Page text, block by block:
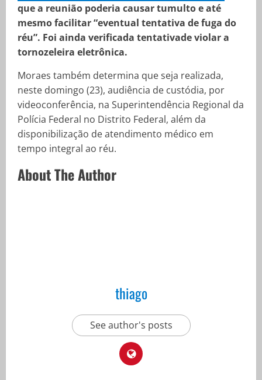
que a reunião poderia causar tumulto e até
mesmo facilitar “eventual tentativa de fuga do
réu”. Foi ainda verificada tentativade violar a
tornozeleira eletrônica.
Moraes também determina que seja realizada,
neste domingo (23), audiência de custódia, por
videoconferência, na Superintendência Regional da
Polícia Federal no Distrito Federal, além da
disponibilização de atendimento médico em
tempo integral ao réu.
About The Author
thiago
See author's posts